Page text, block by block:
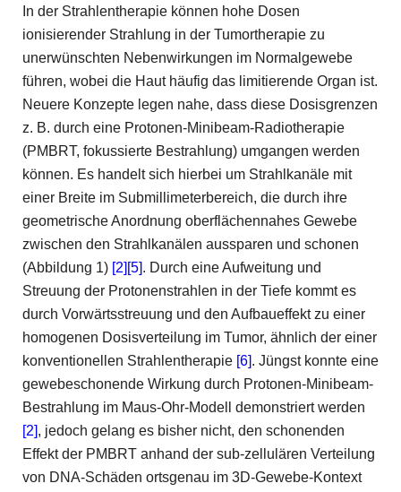
In der Strahlentherapie können hohe Dosen
ionisierender Strahlung in der Tumortherapie zu
unerwünschten Nebenwirkungen im Normalgewebe
führen, wobei die Haut häufig das limitierende Organ ist.
Neuere Konzepte legen nahe, dass diese Dosisgrenzen
z. B. durch eine Protonen-Minibeam-Radiotherapie
(PMBRT, fokussierte Bestrahlung) umgangen werden
können. Es handelt sich hierbei um Strahlkanäle mit
einer Breite im Submillimeterbereich, die durch ihre
geometrische Anordnung oberflächennahes Gewebe
zwischen den Strahlkanälen aussparen und schonen
(Abbildung 1) [2] [5]. Durch eine Aufweitung und
Streuung der Protonenstrahlen in der Tiefe kommt es
durch Vorwärtsstreuung und den Aufbaueffekt zu einer
homogenen Dosisverteilung im Tumor, ähnlich der einer
konventionellen Strahlentherapie [6]. Jüngst konnte eine
gewebeschonende Wirkung durch Protonen-Minibeam-
Bestrahlung im Maus-Ohr-Modell demonstriert werden
[2], jedoch gelang es bisher nicht, den schonenden
Effekt der PMBRT anhand der sub-zellulären Verteilung
von DNA-Schäden ortsgenau im 3D-Gewebe-Kontext